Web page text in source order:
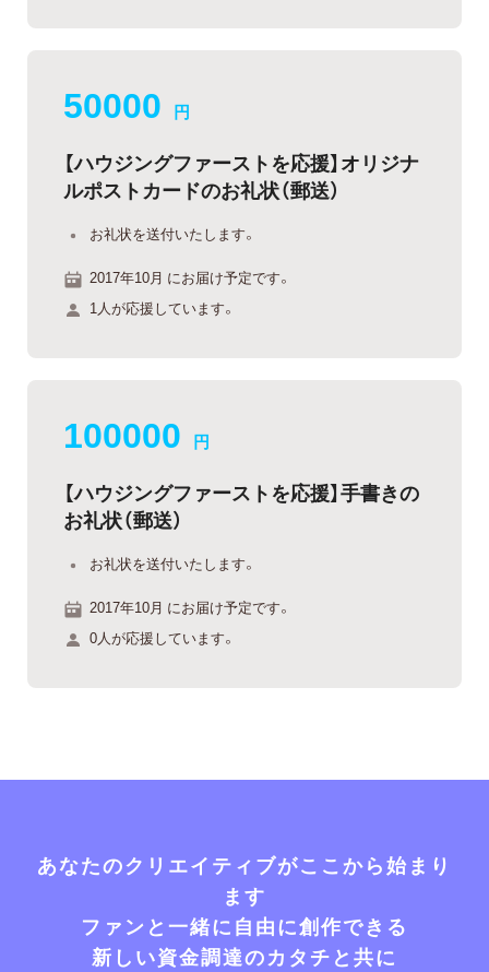
50000 円
【ハウジングファーストを応援】オリジナ
ルポストカードのお礼状（郵送）
お礼状を送付いたします。
2017年10月 にお届け予定です。
1人が応援しています。
100000 円
【ハウジングファーストを応援】手書きの
お礼状（郵送）
お礼状を送付いたします。
2017年10月 にお届け予定です。
0人が応援しています。
あなたのクリエイティブがここから始まり
ます
ファンと一緒に自由に創作できる
新しい資金調達のカタチと共に